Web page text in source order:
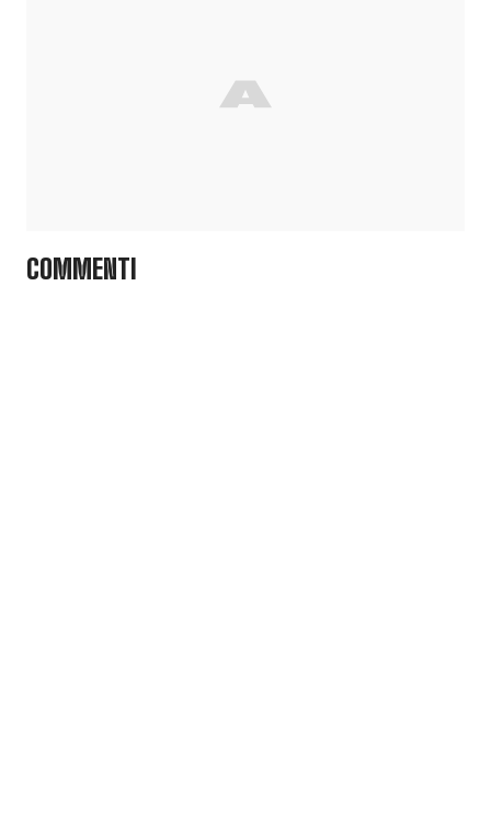
COMMENTI